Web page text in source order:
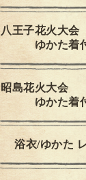
八王子花
ゆかた着
昭島花
ゆかた着
浴衣/ゆかた